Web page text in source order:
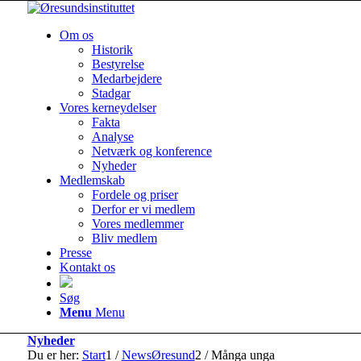
Om os
Historik
Bestyrelse
Medarbejdere
Stadgar
Vores kerneydelser
Fakta
Analyse
Netværk og konference
Nyheder
Medlemskab
Fordele og priser
Derfor er vi medlem
Vores medlemmer
Bliv medlem
Presse
Kontakt os
Søg
Menu Menu
Nyheder
Du er her: Start1 / NewsØresund2 / Många unga